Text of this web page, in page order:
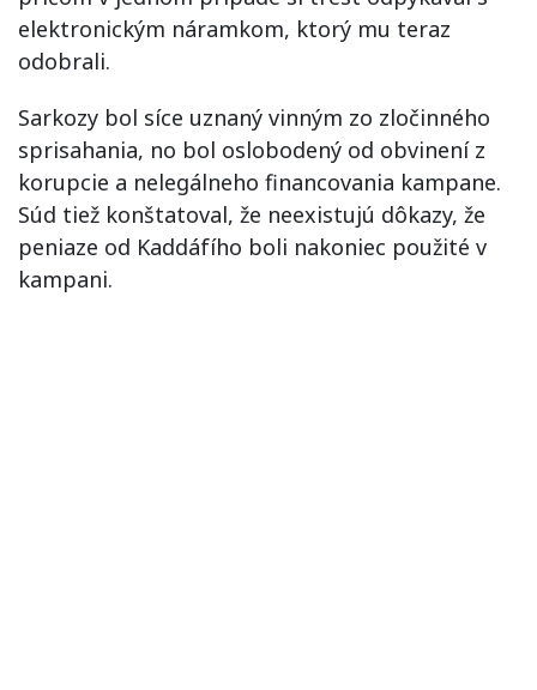
elektronickým náramkom, ktorý mu teraz
odobrali.
Sarkozy bol síce uznaný vinným zo zločinného
sprisahania, no bol oslobodený od obvinení z
korupcie a nelegálneho financovania kampane.
Súd tiež konštatoval, že neexistujú dôkazy, že
peniaze od Kaddáfího boli nakoniec použité v
kampani.